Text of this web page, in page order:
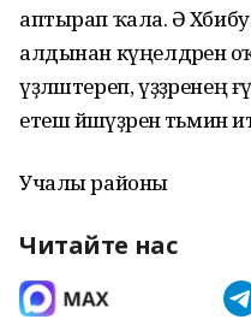
аптырап ҡала. Ә
алдынан күңелдәренә
үҙләштереп, үҙҙәренең
етеш йәшәүҙәрен тәьмин
Учалы районы
Читайте нас